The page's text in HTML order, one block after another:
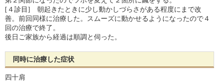
[４診目] 朝起きたときに少し動かしづらさがある程度にまで改
善。前回同様に治療した。スムーズに動かせるようになったので４
回の治療で終了。
後日ご家族から経過は順調と伺った。
同時に治療した症状
四十肩